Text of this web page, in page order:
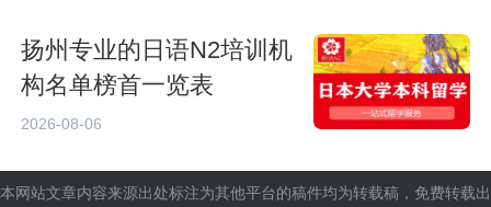
扬州专业的日语N2培训机
构名单榜首一览表
2026-08-06
本网站文章内容来源出处标注为其他平台的稿件均为转载稿，免费转载出